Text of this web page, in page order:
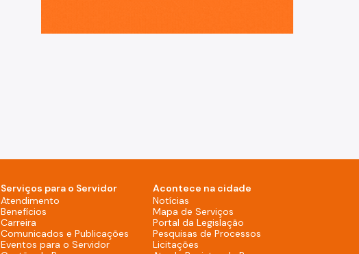
Serviços para o Servidor
Atendimento
Benefícios
Carreira
Comunicados e Publicações
Eventos para o Servidor
Acontece na cidade
NotíciasNotícias (Rodapé - Desktop)
Mapa de ServiçosMapa de Serviços
Portal da LegislaçãoPortal da Legislação
Pesquisas de ProcessosPesquisas de
LicitaçõesLicitações (Rodapé - Desktop)